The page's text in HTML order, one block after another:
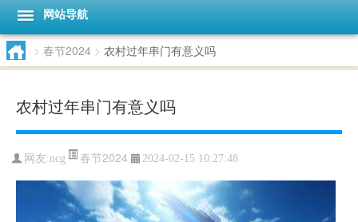
网站导航
> 春节2024 > 农村过年串门有意义吗
农村过年串门有意义吗
网友:ncg 春节2024 2024-02-15 10:27:48